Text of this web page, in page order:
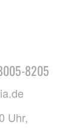
8205
Uhr,